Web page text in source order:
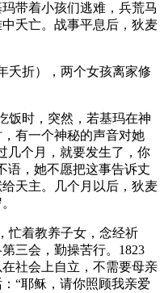
带着小孩们逃难，兵荒马
夭亡。战事平息后，狄麦
夭折），两个女孩离家修
饭时，突然，若基玛在神
有一个神秘的声音对她
几个月，就要发生了，你
语，她不愿把这事告诉丈
天主。几个月以后，狄麦
忙着教养子女，念经祈
三会，勤操苦行。1823
社会上自立，不需要母亲
“耶稣，请你照顾我亲爱